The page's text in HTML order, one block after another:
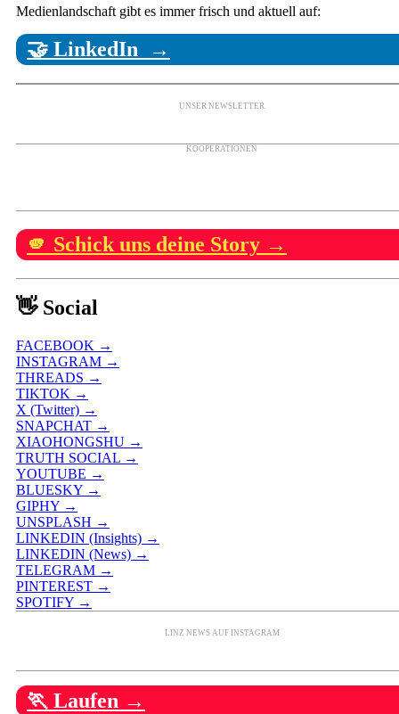
Medienlandschaft gibt es immer frisch und aktuell auf:
🤝 LinkedIn →
UNSER NEWSLETTER
KOOPERATIONEN
🫵 Schick uns deine Story →
👋 Social
FACEBOOK →
INSTAGRAM →
THREADS →
TIKTOK →
X (Twitter) →
SNAPCHAT →
XIAOHONGSHU →
TRUTH SOCIAL →
YOUTUBE →
BLUESKY →
GIPHY →
UNSPLASH →
LINKEDIN (Insights) →
LINKEDIN (News) →
TELEGRAM →
PINTEREST →
SPOTIFY →
LINZ NEWS AUF INSTAGRAM
🏃 Laufen →